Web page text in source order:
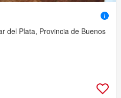
del Plata, Provincia de Buenos